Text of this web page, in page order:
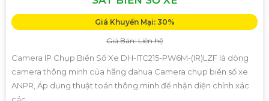
Giá Khuyến Mại: 30%
Giá Bán: Liên hệ
Camera IP Chụp Biển Số Xe DH-ITC215-PW6M-(IR)LZF là dòng
camera thông minh của hãng dahua Camera chụp biển số xe
ANPR, Áp dụng thuật toán thông minh để nhận diện chính xác
các...